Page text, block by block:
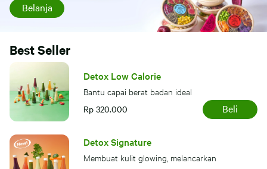
Belanja
Best Seller
Detox Low Calorie
Bantu capai berat badan ideal
Rp 320.000 Beli
Detox Signature
Membuat kulit glowing, melancarkan